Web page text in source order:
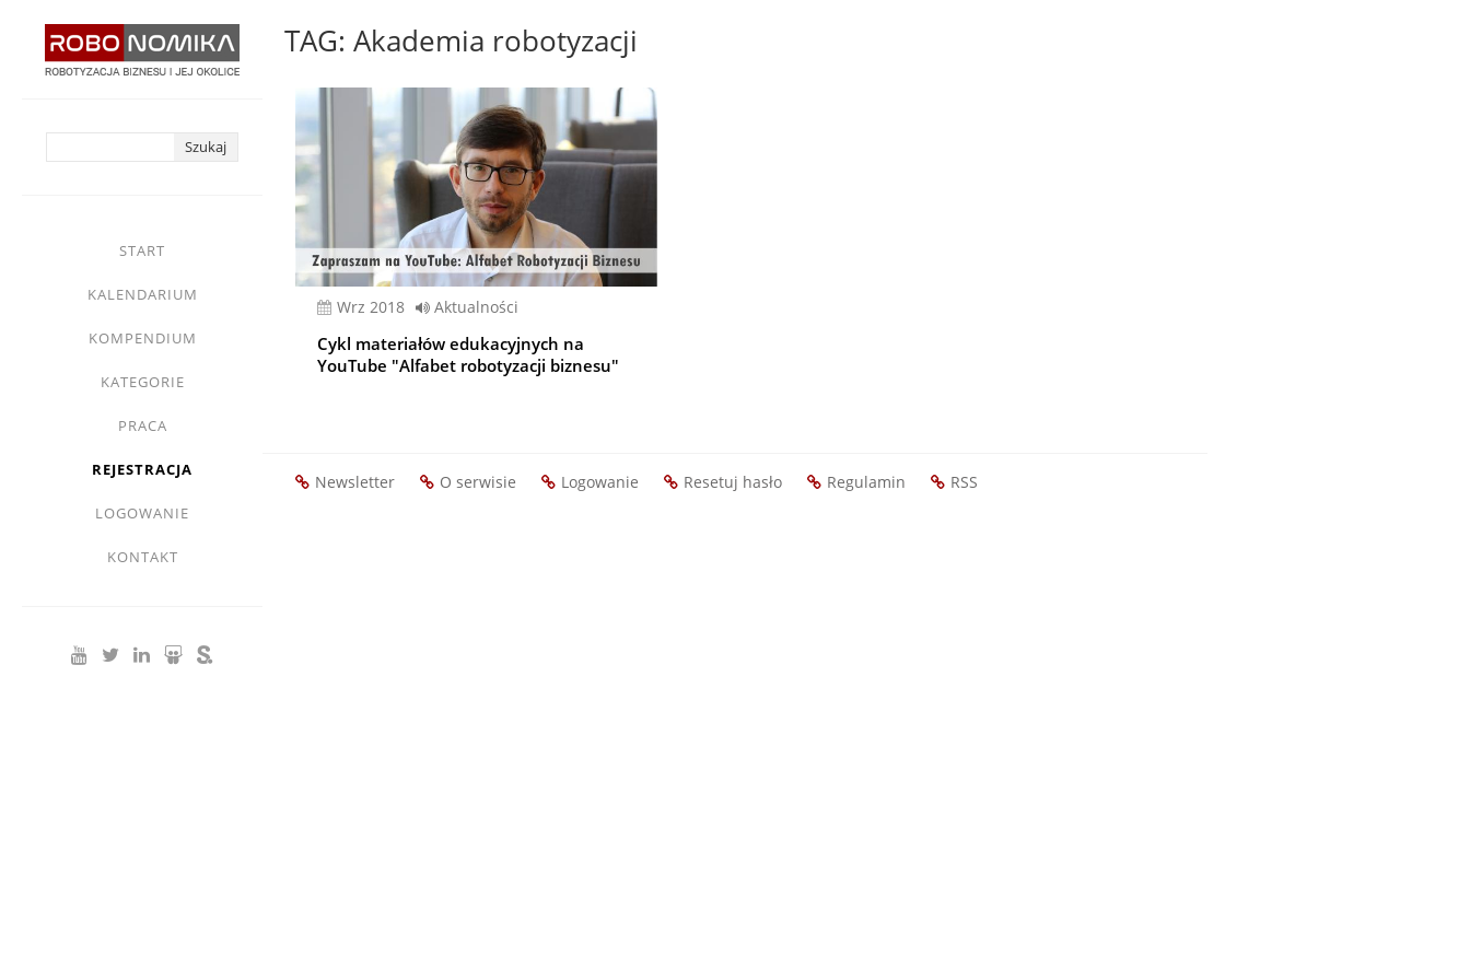
START
KALENDARIUM
KOMPENDIUM
KATEGORIE
PRACA
REJESTRACJA
LOGOWANIE
KONTAKT
TAG: Akademia robotyzacji
wrz 2018 Aktualności
Cykl materiałów edukacyjnych na
YouTube "Alfabet robotyzacji biznesu"
Newsletter O serwisie Logowanie Resetuj hasło Regulamin RSS